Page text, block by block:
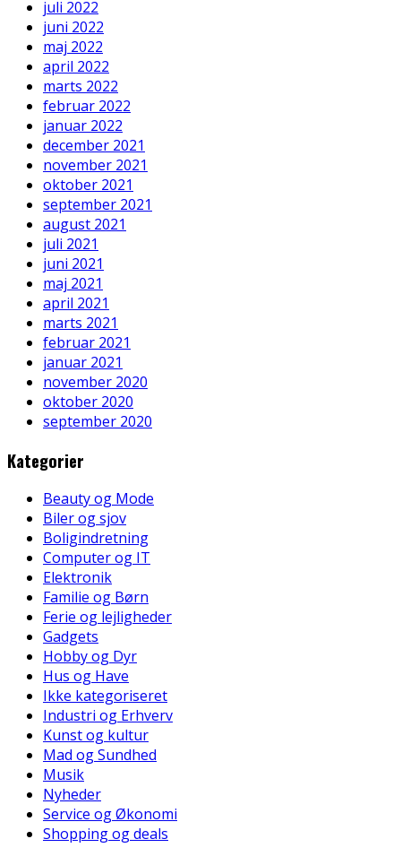
juli 2022
juni 2022
maj 2022
april 2022
marts 2022
februar 2022
januar 2022
december 2021
november 2021
oktober 2021
september 2021
august 2021
juli 2021
juni 2021
maj 2021
april 2021
marts 2021
februar 2021
januar 2021
november 2020
oktober 2020
september 2020
Kategorier
Beauty og Mode
Biler og sjov
Boligindretning
Computer og IT
Elektronik
Familie og Børn
Ferie og lejligheder
Gadgets
Hobby og Dyr
Hus og Have
Ikke kategoriseret
Industri og Erhverv
Kunst og kultur
Mad og Sundhed
Musik
Nyheder
Service og Økonomi
Shopping og deals